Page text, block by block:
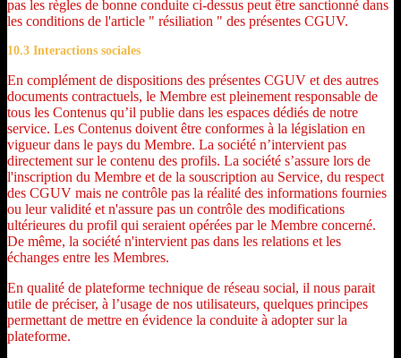
pas les règles de bonne conduite ci-dessus peut être sanctionné dans
les conditions de l'article " résiliation " des présentes CGUV.
10.3 Interactions sociales
En complément de dispositions des présentes CGUV et des autres
documents contractuels, le Membre est pleinement responsable de
tous les Contenus qu’il publie dans les espaces dédiés de notre
service. Les Contenus doivent être conformes à la législation en
vigueur dans le pays du Membre. La société n’intervient pas
directement sur le contenu des profils. La société s’assure lors de
l'inscription du Membre et de la souscription au Service, du respect
des CGUV mais ne contrôle pas la réalité des informations fournies
ou leur validité et n'assure pas un contrôle des modifications
ultérieures du profil qui seraient opérées par le Membre concerné.
De même, la société n'intervient pas dans les relations et les
échanges entre les Membres.
En qualité de plateforme technique de réseau social, il nous parait
utile de préciser, à l’usage de nos utilisateurs, quelques principes
permettant de mettre en évidence la conduite à adopter sur la
plateforme.